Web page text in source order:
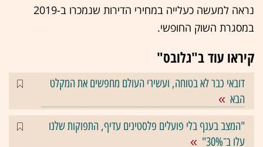
נראה למעשה כעלייה במחירי הדירות שנמכרו ב-2019
במסגרת השוק החופשי.
קיראו עוד ב"גלובס"
דובאי כבר לא בטוחה, ועשירי העולם מחפשים את המקלט
הבא
"המצב בענף בלי פועלים פלסטינים עדיף, התפוקות שלנו
עלו ב־30%"